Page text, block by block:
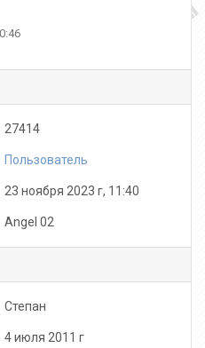
27414
Пользователь
23 ноября 2023 г, 11:40
Angel 02
Степан
4 июля 2011 г